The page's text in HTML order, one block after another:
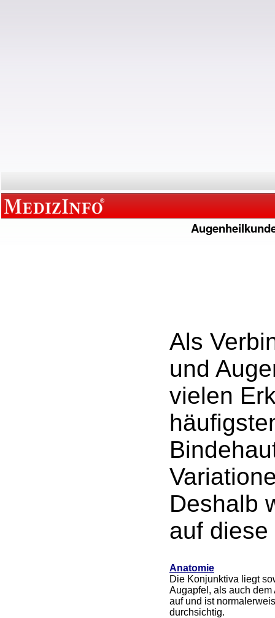
Als
und
vielen
Deshalb
auf
Anatomie
Die Konjunktiva liegt
Augapfel, als auch dem
auf und ist
durchsichtig.